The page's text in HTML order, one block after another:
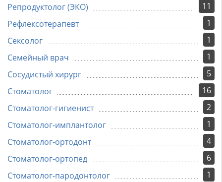
11
Репродуктолог (ЭКО)
1
Рефлексотерапевт
1
Сексолог
1
Семейный врач
5
Сосудистый хирург
16
Стоматолог
2
Стоматолог-гигиенист
1
Стоматолог-имплантолог
4
Стоматолог-ортодонт
6
Стоматолог-ортопед
1
Стоматолог-пародонтолог